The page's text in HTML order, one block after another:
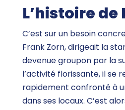
L’histoire de
C’est sur un besoin
Frank Zorn, dirigeait la
devenue groupon par la
l’activité florissante, il se
rapidement confronté à
dans ses locaux. C’est